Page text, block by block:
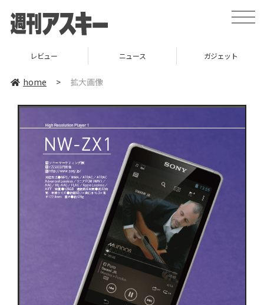
toggle
レビュー ニュース ガジェット
home > 拡大画像